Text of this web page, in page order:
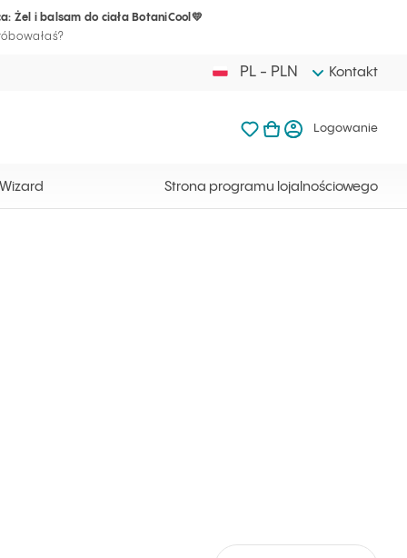
Żel i balsam do ciała BotaniCool💛
PL - PLN Kontakt
Ulubione produkty Ilcsi
Twój koszyk jest
Mój koszykLogowanie
Strona programu lojalnościowego